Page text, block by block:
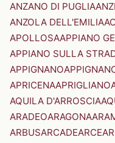
ANZANO DI PUGLIAANZI
ANZOLA DELL'EMILIA
APOLLOSAAPPIANO
APPIANO SULLA
APPIGNANO
APRICENAAPRIGLIANO
AQUILA D'ARROSCIA
ARADEOARAGONA
ARBUSARCADEARCE